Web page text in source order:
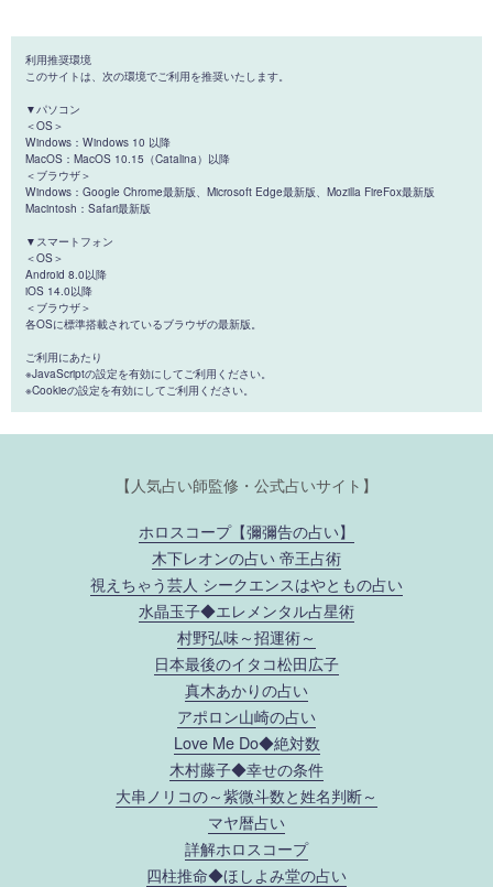
利用推奨環境
このサイトは、次の環境でご利用を推奨いたします。
▼パソコン
＜OS＞
Windows：Windows 10 以降
MacOS：MacOS 10.15（Catalina）以降
＜ブラウザ＞
Windows：Google Chrome最新版、Microsoft Edge最新版、Mozilla FireFox最新版
Macintosh：Safari最新版
▼スマートフォン
＜OS＞
Android 8.0以降
iOS 14.0以降
＜ブラウザ＞
各OSに標準搭載されているブラウザの最新版。
ご利用にあたり
※JavaScriptの設定を有効にしてご利用ください。
※Cookieの設定を有効にしてご利用ください。
【人気占い師監修・公式占いサイト】
ホロスコープ【彌彌告の占い】
木下レオンの占い 帝王占術
視えちゃう芸人 シークエンスはやともの占い
水晶玉子◆エレメンタル占星術
村野弘味～招運術～
日本最後のイタコ松田広子
真木あかりの占い
アポロン山崎の占い
Love Me Do◆絶対数
木村藤子◆幸せの条件
大串ノリコの～紫微斗数と姓名判断～
マヤ暦占い
詳解ホロスコープ
四柱推命◆ほしよみ堂の占い